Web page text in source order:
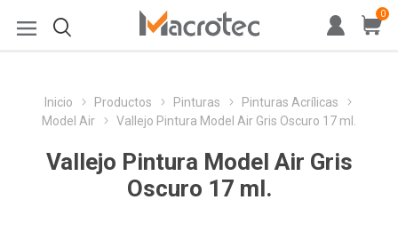
0
Inicio Productos Pinturas
Pinturas Acrílicas
Model Air
Vallejo Pintura Model Air Gris Oscuro 17 ml.
Vallejo Pintura Model Air Gris
Oscuro 17 ml.